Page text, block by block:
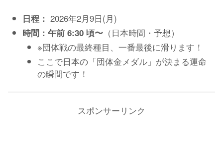
日程： 2026年2月9日(月)
時間：午前 6:30 頃〜 （日本時間・予想）
※団体戦の最終種目、一番最後に滑ります！
ここで日本の「団体金メダル」が決まる運命
の瞬間です！
スポンサーリンク